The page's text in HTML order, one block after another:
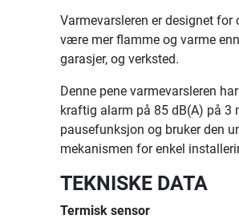
Varmevarsleren er designet for
være mer flamme og varme
garasjer, og verksted.
Denne pene varmevarsleren
kraftig alarm på 85 dB(A) på 3
pausefunksjon og bruker den
mekanismen for enkel
TEKNISKE DATA
Termisk sensor